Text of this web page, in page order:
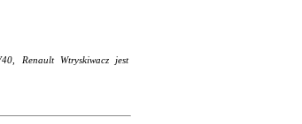
Renault Wtryskiwacz jest